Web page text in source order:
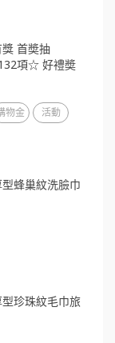
首奬抽
項☆ 好禮奬
物金
活動
型蜂巢紋洗臉巾
型珍珠紋毛巾旅